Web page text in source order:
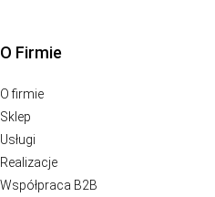
O Firmie
O firmie
Sklep
Usługi
Realizacje
Współpraca B2B